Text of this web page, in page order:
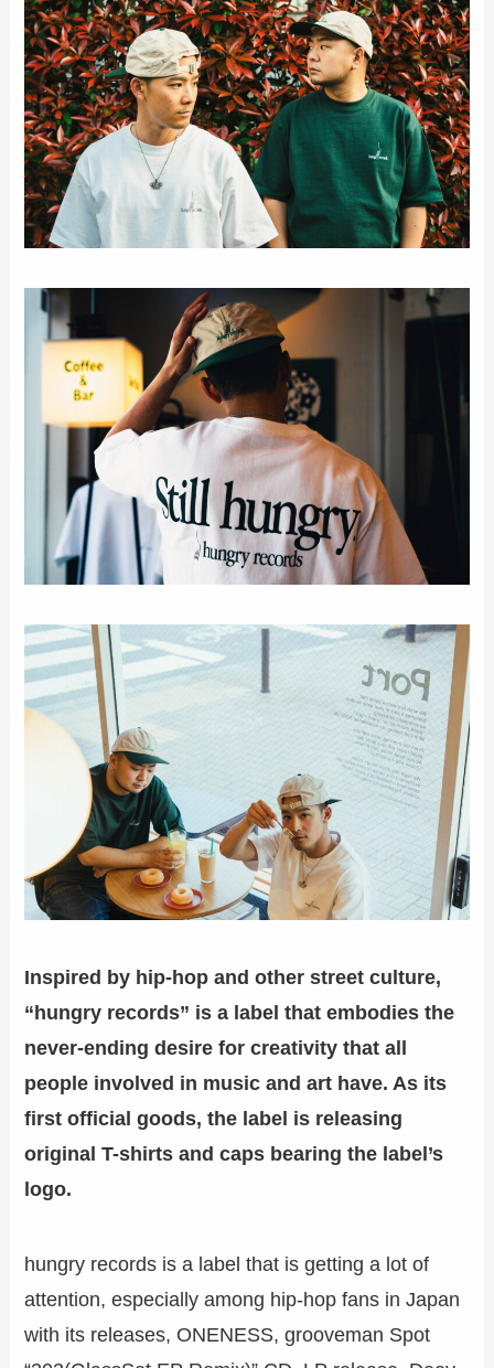
Inspired by hip-hop and other street culture,
“hungry records” is a label that embodies the
never-ending desire for creativity that all
people involved in music and art have. As its
first official goods, the label is releasing
original T-shirts and caps bearing the label’s
logo.
hungry records is a label that is getting a lot of
attention, especially among hip-hop fans in Japan
with its releases, ONENESS, grooveman Spot